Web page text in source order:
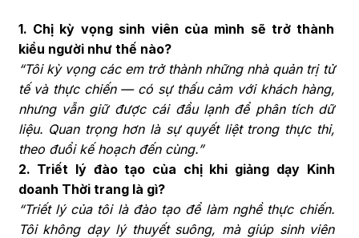
1. Chị kỳ vọng sinh viên của mình sẽ trở thành
kiểu người như thế nào?
“Tôi kỳ vọng các em trở thành những nhà quản trị tử
tế và thực chiến — có sự thấu cảm với khách hàng,
nhưng vẫn giữ được cái đầu lạnh để phân tích dữ
liệu. Quan trọng hơn là sự quyết liệt trong thực thi,
theo đuổi kế hoạch đến cùng.”
2. Triết lý đào tạo của chị khi giảng dạy Kinh
doanh Thời trang là gì?
“Triết lý của tôi là đào tạo để làm nghề thực chiến.
Tôi không dạy lý thuyết suông, mà giúp sinh viên